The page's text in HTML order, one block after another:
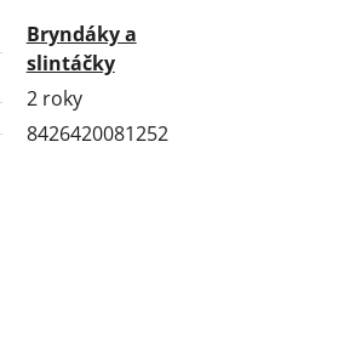
Bryndáky a
slintáčky
2 roky
8426420081252